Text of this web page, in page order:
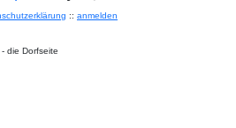
:: anmelden
die Dorfseite